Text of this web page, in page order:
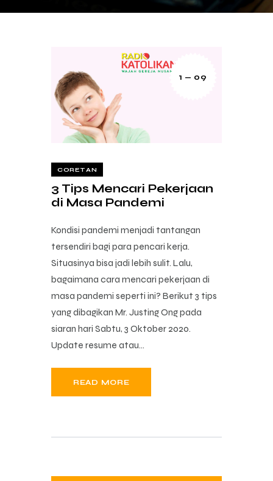
1 — 09
CORETAN
3 Tips Mencari Pekerjaan
di Masa Pandemi
Kondisi pandemi menjadi tantangan
tersendiri bagi para pencari kerja.
Situasinya bisa jadi lebih sulit. Lalu,
bagaimana cara mencari pekerjaan di
masa pandemi seperti ini? Berikut 3 tips
yang dibagikan Mr. Justing Ong pada
siaran hari Sabtu, 3 Oktober 2020.
Update resume atau…
READ MORE